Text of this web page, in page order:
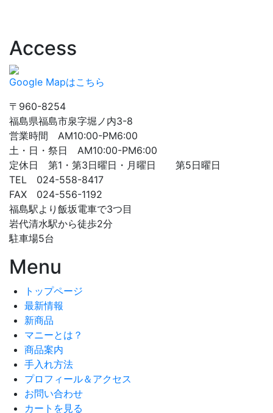
Access
Google Mapはこちら
〒960-8254
福島県福島市泉字堀ノ内3-8
営業時間 AM10:00-PM6:00
土・日・祭日 AM10:00-PM6:00
定休日 第1・第3日曜日・月曜日 第5日曜日
TEL 024-558-8417
FAX 024-556-1192
福島駅より飯坂電車で3つ目
岩代清水駅から徒歩2分
駐車場5台
Menu
トップページ
最新情報
新商品
マニーとは？
商品案内
手入れ方法
プロフィール＆アクセス
お問い合わせ
カートを見る